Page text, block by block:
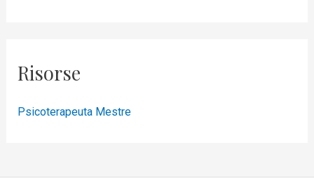
Risorse
Psicoterapeuta Mestre